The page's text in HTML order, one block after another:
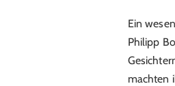
Ein
Philipp
machten